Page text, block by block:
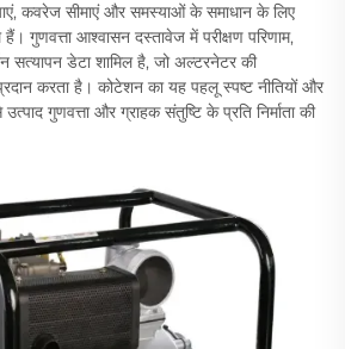
कवरेज सीमाएं और समस्याओं के समाधान के लिए
हैं। गुणवत्ता आश्वासन दस्तावेज में परीक्षण परिणाम,
सत्यापन डेटा शामिल है, जो अल्टरनेटर की
करता है। कोटेशन का यह पहलू स्पष्ट नीतियों और
गुणवत्ता और ग्राहक संतुष्टि के प्रति निर्माता की